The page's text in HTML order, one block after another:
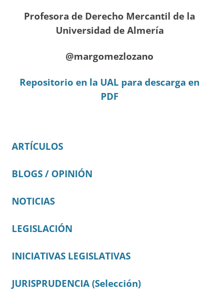
Profesora de Derecho Mercantil de la
Universidad de Almería
@margomezlozano
Repositorio en la UAL para descarga en
PDF
ARTÍCULOS
BLOGS / OPINIÓN
NOTICIAS
LEGISLACIÓN
INICIATIVAS LEGISLATIVAS
JURISPRUDENCIA (Selección)